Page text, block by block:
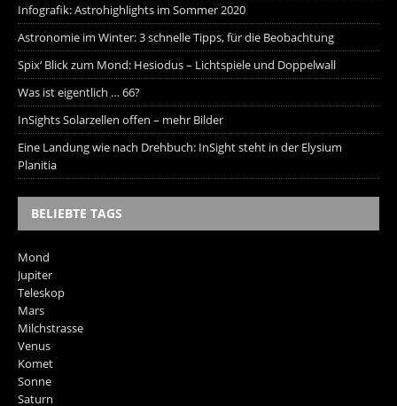
Infografik: Astrohighlights im Sommer 2020
Astronomie im Winter: 3 schnelle Tipps, für die Beobachtung
Spix‘ Blick zum Mond: Hesiodus – Lichtspiele und Doppelwall
Was ist eigentlich … 66?
InSights Solarzellen offen – mehr Bilder
Eine Landung wie nach Drehbuch: InSight steht in der Elysium
Planitia
BELIEBTE TAGS
Mond
Jupiter
Teleskop
Mars
Milchstrasse
Venus
Komet
Sonne
Saturn